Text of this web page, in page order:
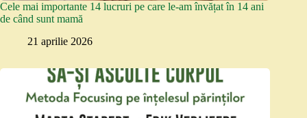
Cele mai importante 14 lucruri pe care le-am învățat în 14 ani
de când sunt mamă
21 aprilie 2026